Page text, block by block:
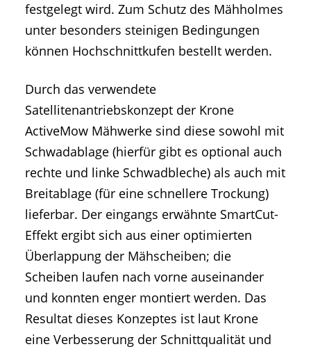
festgelegt wird. Zum Schutz des Mähholmes
unter besonders steinigen Bedingungen
können Hochschnittkufen bestellt werden.
Durch das verwendete
Satellitenantriebskonzept der Krone
ActiveMow Mähwerke sind diese sowohl mit
Schwadablage (hierfür gibt es optional auch
rechte und linke Schwadbleche) als auch mit
Breitablage (für eine schnellere Trockung)
lieferbar. Der eingangs erwähnte SmartCut-
Effekt ergibt sich aus einer optimierten
Überlappung der Mähscheiben; die
Scheiben laufen nach vorne auseinander
und konnten enger montiert werden. Das
Resultat dieses Konzeptes ist laut Krone
eine Verbesserung der Schnittqualität und